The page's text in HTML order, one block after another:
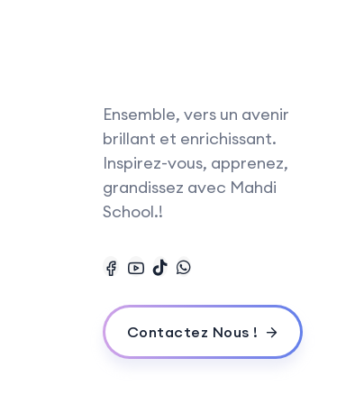
Ensemble, vers un avenir
brillant et enrichissant.
Inspirez-vous, apprenez,
grandissez avec Mahdi
School.!
Contactez Nous !